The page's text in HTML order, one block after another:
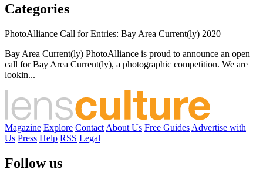
Categories
PhotoAlliance Call for Entries: Bay Area Current(ly) 2020
Bay Area Current(ly) PhotoAlliance is proud to announce an open
call for Bay Area Current(ly), a photographic competition. We are
lookin...
Magazine Explore Contact About Us Free Guides Advertise with
Us Press Help RSS Legal
Follow us